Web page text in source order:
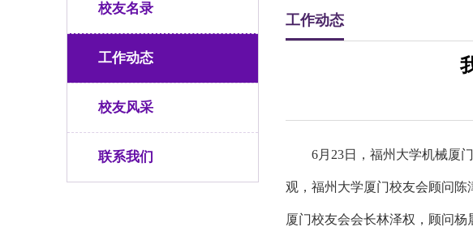
校友名录
工作动态
校友风采
联系我们
工作动态
6月23日，福州大学机械厦
观，福州大学厦门校友会顾问
厦门校友会会长林泽权，顾问